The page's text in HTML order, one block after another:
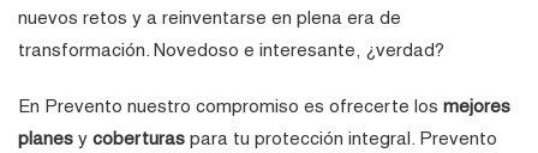
nuevos retos y a reinventarse en plena era de
transformación. Novedoso e interesante, ¿verdad?
En Prevento nuestro compromiso es ofrecerte los mejores
planes y coberturas para tu protección integral. Prevento